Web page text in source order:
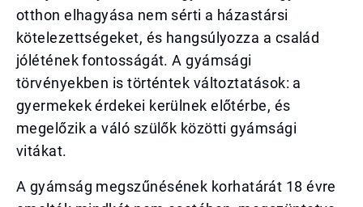
otthon elhagyása nem sérti a házastársi
kötelezettségeket, és hangsúlyozza a család
jólétének fontosságát. A gyámsági
törvényekben is történtek változtatások: a
gyermekek érdekei kerülnek előtérbe, és
megelőzik a váló szülők közötti gyámsági
vitákat.
A gyámság megszűnésének korhatárát 18 évre